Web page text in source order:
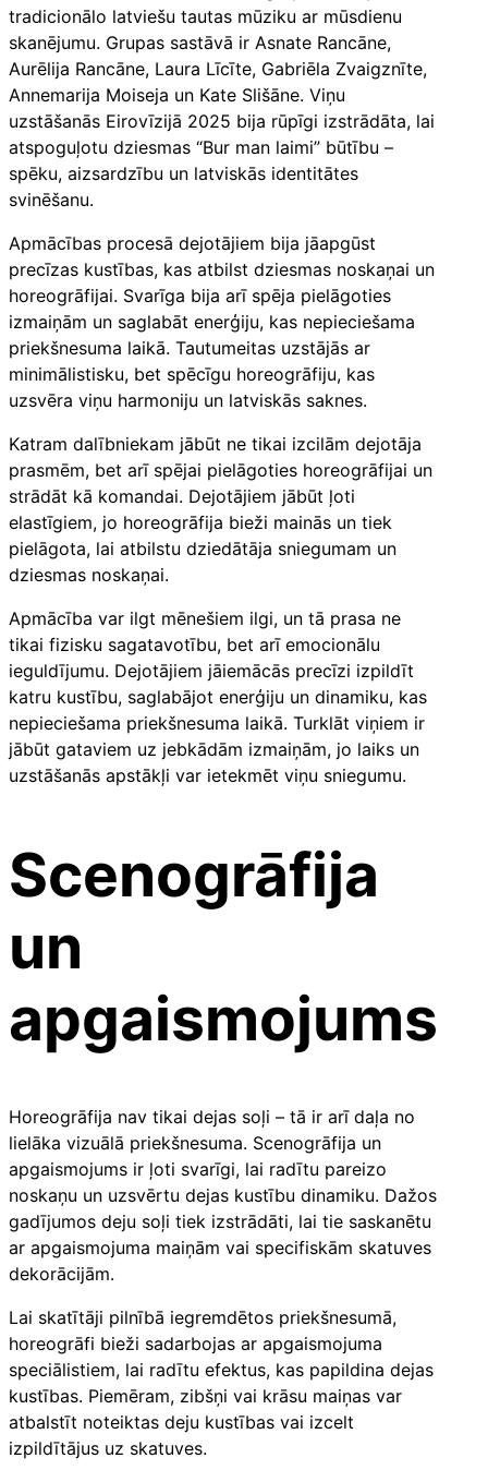
tradicionālo latviešu tautas mūziku ar mūsdienu
skanējumu. Grupas sastāvā ir Asnate Rancāne,
Aurēlija Rancāne, Laura Līcīte, Gabriēla Zvaigznīte,
Annemarija Moiseja un Kate Slišāne. Viņu
uzstāšanās Eirovīzijā 2025 bija rūpīgi izstrādāta, lai
atspoguļotu dziesmas “Bur man laimi” būtību –
spēku, aizsardzību un latviskās identitātes
svinēšanu.
Apmācības procesā dejotājiem bija jāapgūst
precīzas kustības, kas atbilst dziesmas noskaņai un
horeogrāfijai. Svarīga bija arī spēja pielāgoties
izmaiņām un saglabāt enerģiju, kas nepieciešama
priekšnesuma laikā. Tautumeitas uzstājās ar
minimālistisku, bet spēcīgu horeogrāfiju, kas
uzsvēra viņu harmoniju un latviskās saknes.
Katram dalībniekam jābūt ne tikai izcilām dejotāja
prasmēm, bet arī spējai pielāgoties horeogrāfijai un
strādāt kā komandai. Dejotājiem jābūt ļoti
elastīgiem, jo horeogrāfija bieži mainās un tiek
pielāgota, lai atbilstu dziedātāja sniegumam un
dziesmas noskaņai.
Apmācība var ilgt mēnešiem ilgi, un tā prasa ne
tikai fizisku sagatavotību, bet arī emocionālu
ieguldījumu. Dejotājiem jāiemācās precīzi izpildīt
katru kustību, saglabājot enerģiju un dinamiku, kas
nepieciešama priekšnesuma laikā. Turklāt viņiem ir
jābūt gataviem uz jebkādām izmaiņām, jo laiks un
uzstāšanās apstākļi var ietekmēt viņu sniegumu.
Scenogrāfija
un
apgaismojums
Horeogrāfija nav tikai dejas soļi – tā ir arī daļa no
lielāka vizuālā priekšnesuma. Scenogrāfija un
apgaismojums ir ļoti svarīgi, lai radītu pareizo
noskaņu un uzsvērtu dejas kustību dinamiku. Dažos
gadījumos deju soļi tiek izstrādāti, lai tie saskanētu
ar apgaismojuma maiņām vai specifiskām skatuves
dekorācijām.
Lai skatītāji pilnībā iegremdētos priekšnesumā,
horeogrāfi bieži sadarbojas ar apgaismojuma
speciālistiem, lai radītu efektus, kas papildina dejas
kustības. Piemēram, zibšņi vai krāsu maiņas var
atbalstīt noteiktas deju kustības vai izcelt
izpildītājus uz skatuves.